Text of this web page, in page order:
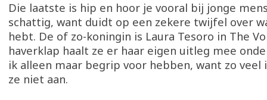
Die laatste is hip en hoor je vooral bij jonge
schattig, want duidt op een zekere twijfel over
hebt. De of zo-koningin is Laura Tesoro in The
haverklap haalt ze er haar eigen uitleg mee
ik alleen maar begrip voor hebben, want zo
ze niet aan.